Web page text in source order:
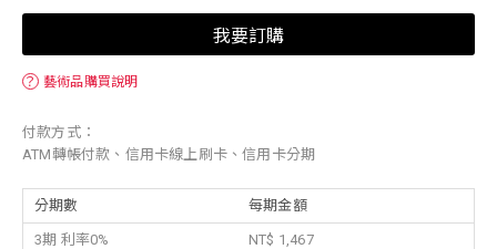
我要訂購
？ 藝術品購買說明
付款方式：
ATM轉帳付款、信用卡線上刷卡、信用卡分期
分期數 每期金額
3期 利率0%
NT$ 1,467